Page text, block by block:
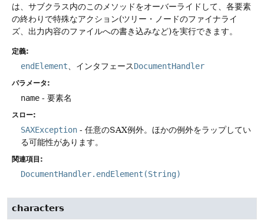
は、サブクラス内のこのメソッドをオーバーライドして、各要素
の終わりで特殊なアクション(ツリー・ノードのファイナライ
ズ、出力内容のファイルへの書き込みなど)を実行できます。
定義:
endElement 、インタフェースDocumentHandler
パラメータ:
name - 要素名
スロー:
SAXException - 任意のSAX例外。ほかの例外をラップしてい
る可能性があります。
関連項目:
DocumentHandler.endElement(String)
characters